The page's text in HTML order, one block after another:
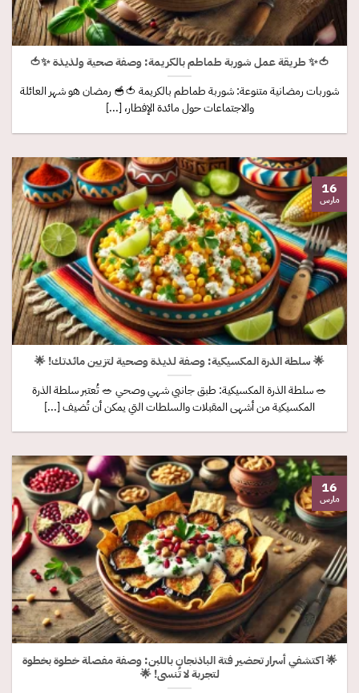
🍅✨ طريقة عمل شوربة طماطم بالكريمة: وصفة صحية ولذيذة ✨🍅
شوربات رمضانية متنوعة: شوربة طماطم بالكريمة 🍅🥣 رمضان هو شهر العائلة
والاجتماعات حول مائدة الإفطار، [...]
🌟 سلطة الذرة المكسيكية: وصفة لذيذة وصحية لتزيين مائدتك! 🌟
🥗 سلطة الذرة المكسيكية: طبق جانبي شهي وصحي 🥗 تُعتبر سلطة الذرة
المكسيكية من أشهى المقبلات والسلطات التي يمكن أن تُضيف [...]
16
مارس
🌟 اكتشفي أسرار تحضير فتة الباذنجان باللبن: وصفة مفصلة خطوة بخطوة
لتجربة لا تُنسى! 🌟
16
مارس